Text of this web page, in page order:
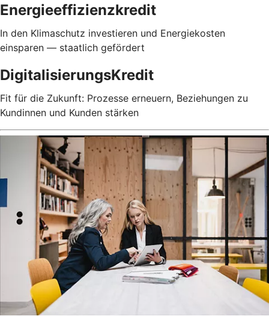
Energieeffizienzkredit
In den Klimaschutz investieren und Energiekosten
einsparen — staatlich gefördert
DigitalisierungsKredit
Fit für die Zukunft: Prozesse erneuern, Beziehungen zu
Kundinnen und Kunden stärken